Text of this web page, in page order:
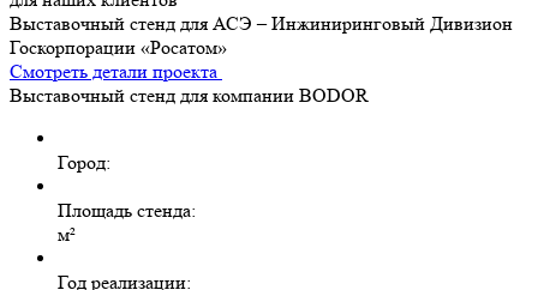
Выставочный стенд для АСЭ – Инжиниринговый Дивизион
Госкорпорации «Росатом»
Смотреть детали проекта
Выставочный стенд для компании BODOR
Город:
Площадь стенда:
м²
Год реализации: